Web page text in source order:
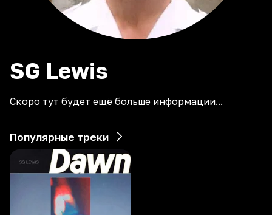
SG Lewis
Скоро тут будет ещё больше информации...
Популярные треки